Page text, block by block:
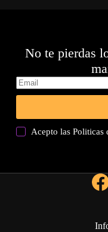
No te pierdas
Acepto lasPoliticas